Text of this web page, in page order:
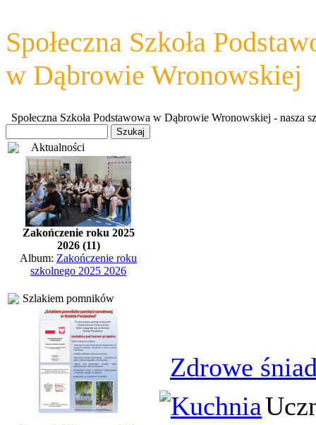
Społeczna Szkoła
w Dąbrowie Wronowskiej
Społeczna Szkoła Podstawowa w Dąbrowie Wronowskiej - nasza
Aktualności
Zakończenie roku 2025
2026 (11)
Album: Zakończenie roku
szkolnego 2025 2026
Szlakiem pomników
Zdrowe